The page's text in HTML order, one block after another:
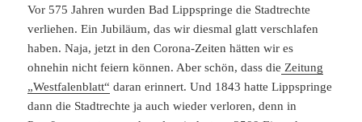
Vor 575 Jahren wurden Bad Lippspringe die Stadtrechte
verliehen. Ein Jubiläum, das wir diesmal glatt verschlafen
haben. Naja, jetzt in den Corona-Zeiten hätten wir es
ohnehin nicht feiern können. Aber schön, dass die Zeitung
„Westfalenblatt“ daran erinnert. Und 1843 hatte Lippspringe
dann die Stadtrechte ja auch wieder verloren, denn in